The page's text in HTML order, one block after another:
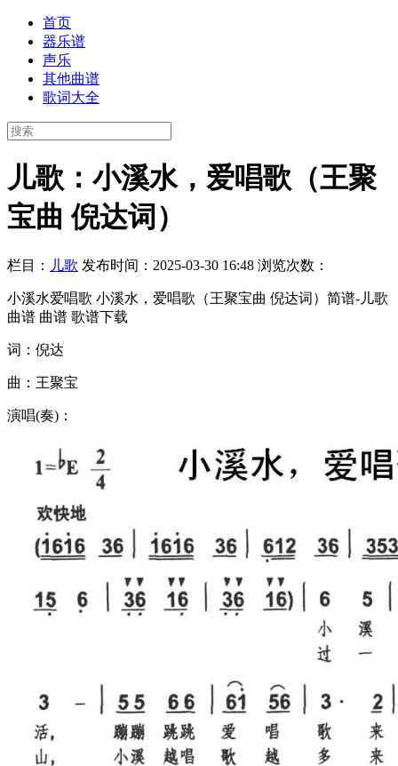
首页
器乐谱
声乐
其他曲谱
歌词大全
儿歌：小溪水，爱唱歌（王聚
宝曲 倪达词）
栏目： 儿歌 发布时间：2025-03-30 16:48 浏览次数：
小溪水爱唱歌 小溪水，爱唱歌（王聚宝曲 倪达词）简谱-儿歌
曲谱 曲谱 歌谱下载
词：倪达
曲：王聚宝
演唱(奏)：